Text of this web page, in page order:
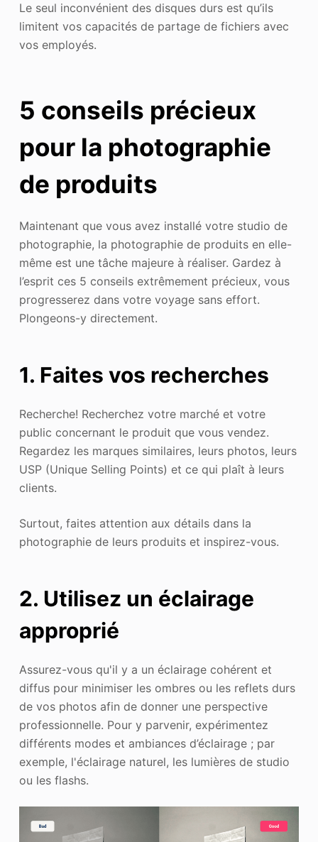
Le seul inconvénient des disques durs est qu’ils
limitent vos capacités de partage de fichiers avec
vos employés.
5 conseils précieux
pour la photographie
de produits
Maintenant que vous avez installé votre studio de
photographie, la photographie de produits en elle-
même est une tâche majeure à réaliser. Gardez à
l’esprit ces 5 conseils extrêmement précieux, vous
progresserez dans votre voyage sans effort.
Plongeons-y directement.
1. Faites vos recherches
Recherche! Recherchez votre marché et votre
public concernant le produit que vous vendez.
Regardez les marques similaires, leurs photos, leurs
USP (Unique Selling Points) et ce qui plaît à leurs
clients.
Surtout, faites attention aux détails dans la
photographie de leurs produits et inspirez-vous.
2. Utilisez un éclairage
approprié
Assurez-vous qu'il y a un éclairage cohérent et
diffus pour minimiser les ombres ou les reflets durs
de vos photos afin de donner une perspective
professionnelle. Pour y parvenir, expérimentez
différents modes et ambiances d’éclairage ; par
exemple, l'éclairage naturel, les lumières de studio
ou les flashs.